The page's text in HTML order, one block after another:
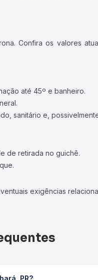
Confira os valores
até 45º e banheiro.
sanitário e,
de retirada no guichê.
exigências
PR?